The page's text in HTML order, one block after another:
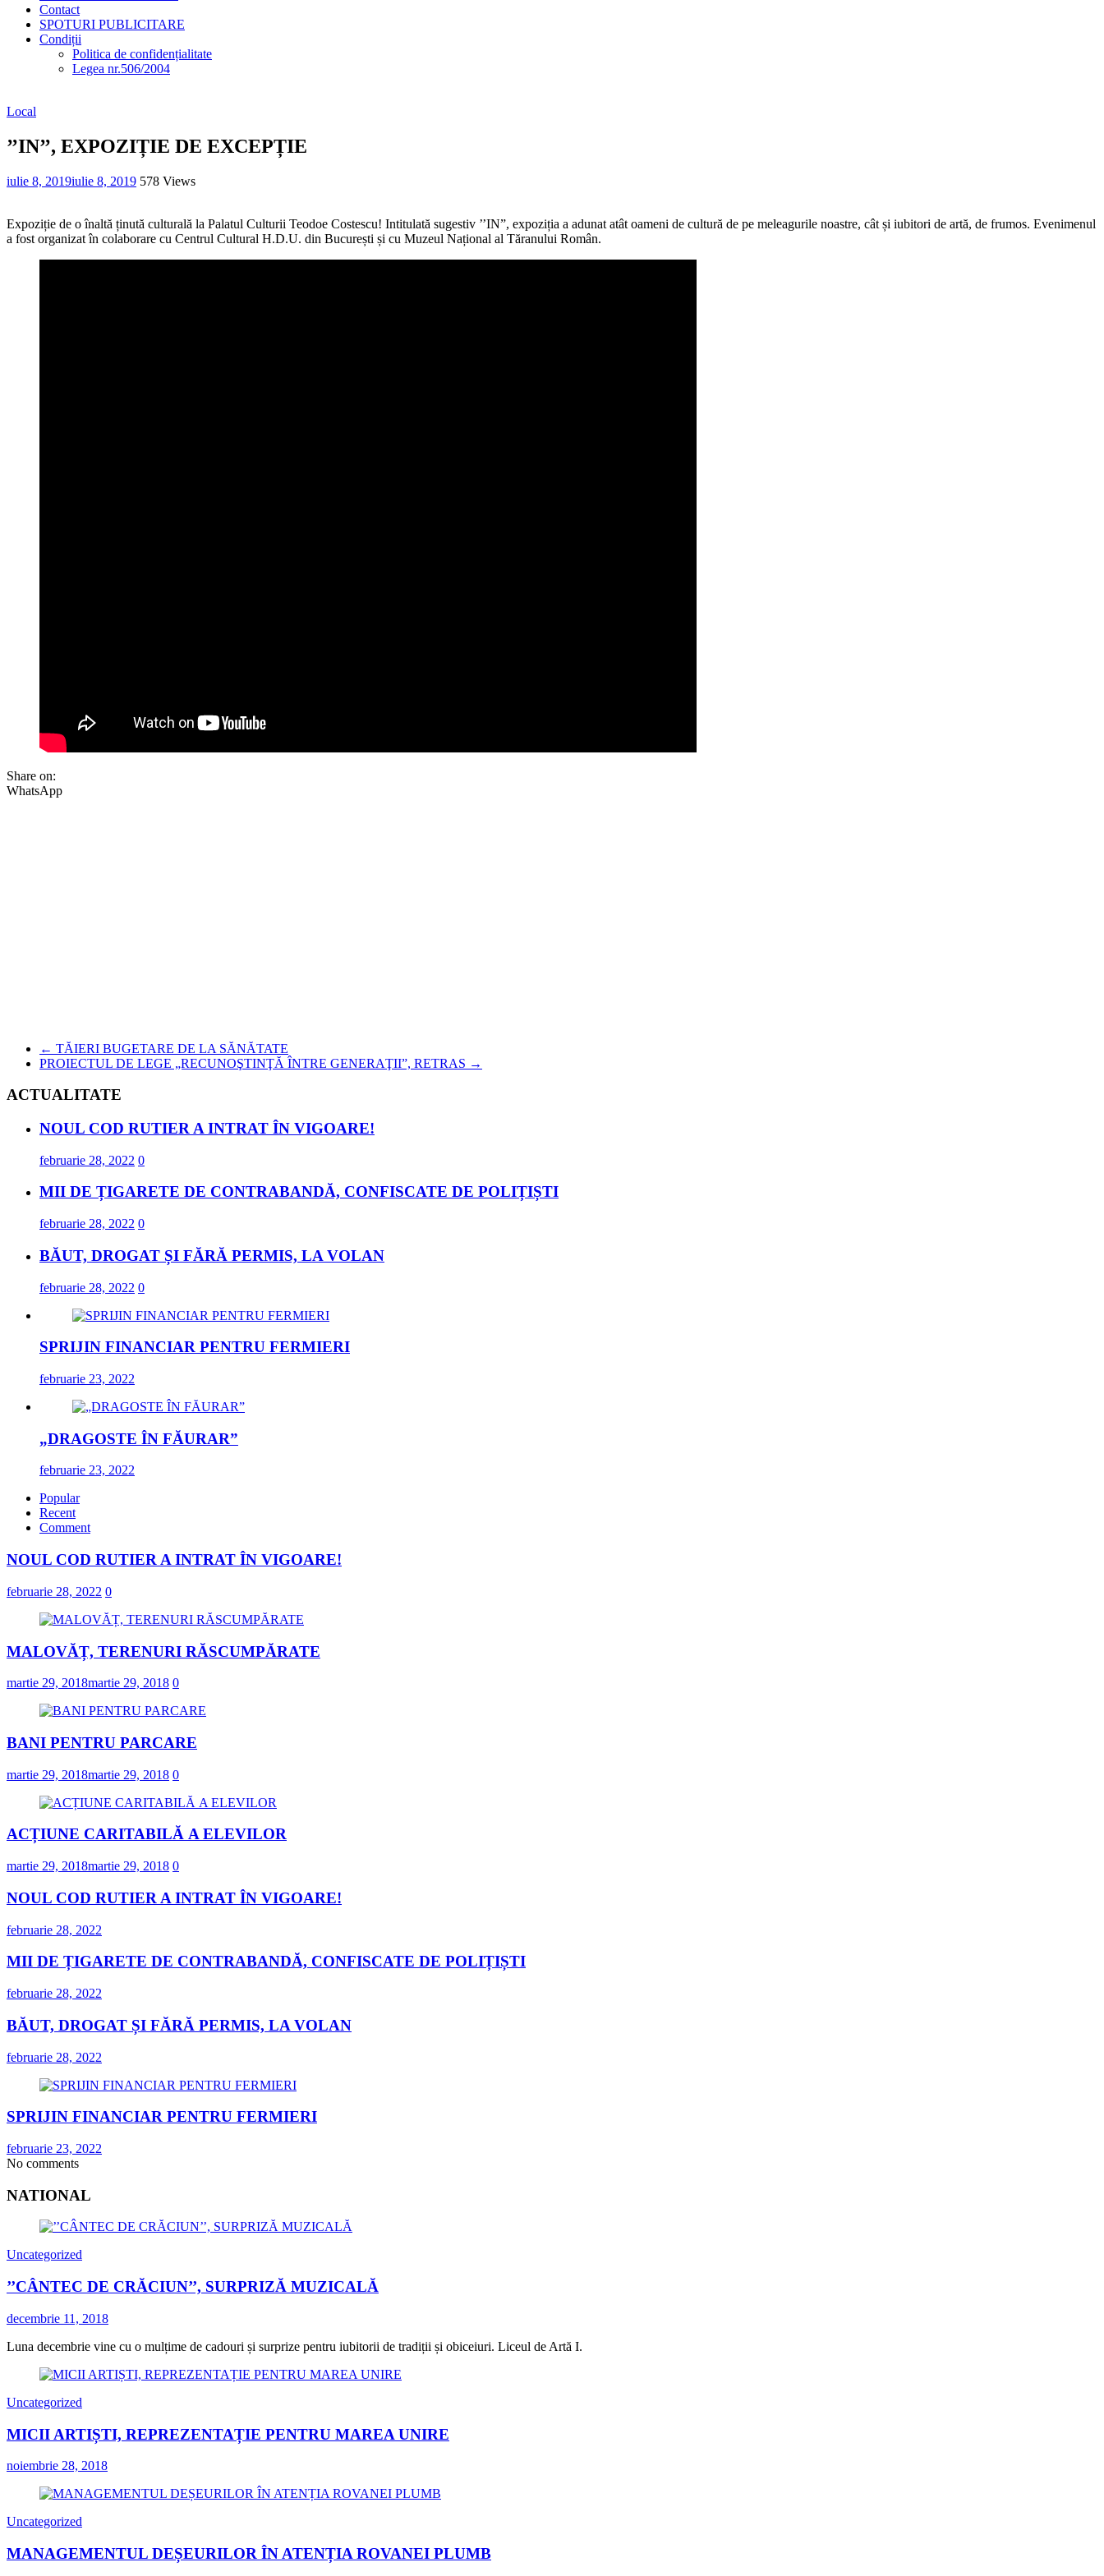
Contact
SPOTURI PUBLICITARE
Condiții
Politica de confidențialitate
Legea nr.506/2004
Local
’’IN’’, EXPOZIȚIE DE EXCEPȚIE
iulie 8, 2019iulie 8, 2019 578 Views
Expoziție de o înaltă ținută culturală la Palatul Culturii Teodoe Costescu! Intitulată sugestiv ’’IN”, expoziția a adunat atât oameni de cultură de pe meleagurile noastre, cât și iubitori de artă, de frumos. Evenimenul
a fost organizat în colaborare cu Centrul Cultural H.D.U. din București și cu Muzeul Național al Tăranului Român.
Share on:
WhatsApp
← TĂIERI BUGETARE DE LA SĂNĂTATE
PROIECTUL DE LEGE „RECUNOŞTINŢĂ ÎNTRE GENERAŢII”, RETRAS →
ACTUALITATE
NOUL COD RUTIER A INTRAT ÎN VIGOARE!
februarie 28, 2022 0
MII DE ȚIGARETE DE CONTRABANDĂ, CONFISCATE DE POLIȚIȘTI
februarie 28, 2022 0
BĂUT, DROGAT ȘI FĂRĂ PERMIS, LA VOLAN
februarie 28, 2022 0
SPRIJIN FINANCIAR PENTRU FERMIERI
februarie 23, 2022
„DRAGOSTE ÎN FĂURAR”
februarie 23, 2022
Popular
Recent
Comment
NOUL COD RUTIER A INTRAT ÎN VIGOARE!
februarie 28, 2022 0
MALOVĂȚ, TERENURI RĂSCUMPĂRATE
martie 29, 2018martie 29, 2018 0
BANI PENTRU PARCARE
martie 29, 2018martie 29, 2018 0
ACȚIUNE CARITABILĂ A ELEVILOR
martie 29, 2018martie 29, 2018 0
NOUL COD RUTIER A INTRAT ÎN VIGOARE!
februarie 28, 2022
MII DE ȚIGARETE DE CONTRABANDĂ, CONFISCATE DE POLIȚIȘTI
februarie 28, 2022
BĂUT, DROGAT ȘI FĂRĂ PERMIS, LA VOLAN
februarie 28, 2022
SPRIJIN FINANCIAR PENTRU FERMIERI
februarie 23, 2022
No comments
NATIONAL
Uncategorized
’’CÂNTEC DE CRĂCIUN’’, SURPRIZĂ MUZICALĂ
decembrie 11, 2018
Luna decembrie vine cu o mulțime de cadouri și surprize pentru iubitorii de tradiții și obiceiuri. Liceul de Artă I.
Uncategorized
MICII ARTIȘTI, REPREZENTAȚIE PENTRU MAREA UNIRE
noiembrie 28, 2018
Uncategorized
MANAGEMENTUL DEȘEURILOR ÎN ATENȚIA ROVANEI PLUMB